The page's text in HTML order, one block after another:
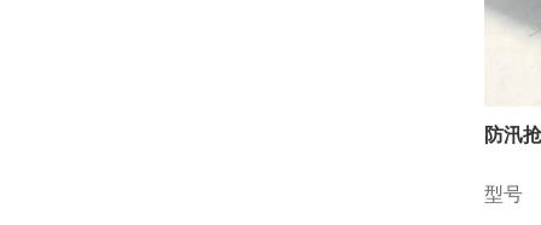
防汛
型号